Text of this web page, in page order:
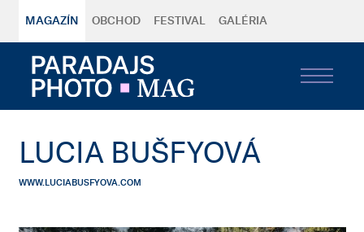
MAGAZÍN OBCHOD FESTIVAL GALÉRIA
LUCIA BUŠFYOVÁ
WWW.LUCIABUSFYOVA.COM